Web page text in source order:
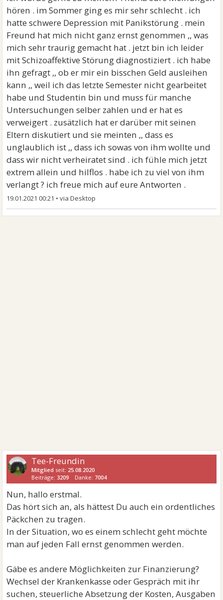
hören . im Sommer ging es mir sehr schlecht . ich
hatte schwere Depression mit Panikstörung . mein
Freund hat mich nicht ganz ernst genommen ,, was
mich sehr traurig gemacht hat . jetzt bin ich leider
mit Schizoaffektive Störung diagnostiziert . ich habe
ihn gefragt ,, ob er mir ein bisschen Geld ausleihen
kann ,, weil ich das letzte Semester nicht gearbeitet
habe und Studentin bin und muss für manche
Untersuchungen selber zahlen und er hat es
verweigert . zusätzlich hat er darüber mit seinen
Eltern diskutiert und sie meinten ,, dass es
unglaublich ist ,, dass ich sowas von ihm wollte und
dass wir nicht verheiratet sind . ich fühle mich jetzt
extrem allein und hilflos . habe ich zu viel von ihm
verlangt ? ich freue mich auf eure Antworten .
19.01.2021 00:21 •
Tee-Freundin
Mitglied seit: 25.08.2020
Beiträge:3209 Danke: 7004
Nun, hallo erstmal.
Das hört sich an, als hättest Du auch ein ordentliches
Päckchen zu tragen.
In der Situation, wo es einem schlecht geht möchte
man auf jeden Fall ernst genommen werden.
Gäbe es andere Möglichkeiten zur Finanzierung?
Wechsel der Krankenkasse oder Gespräch mit ihr
suchen, steuerliche Absetzung der Kosten, Ausgaben